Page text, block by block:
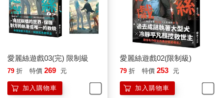
愛麗絲遊戲03(完) 限制級
79 折 特價 269 元
加入購物車
愛麗絲遊戲02(限制級)
79 折 特價 253 元
加入購物車